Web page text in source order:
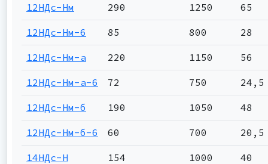
12НДс-Нм 290 1250 65
12НДс-Нм-6 85 800 28
12НДс-Нм-а 220 1150 56
12НДс-Нм-а-6 72 750 24,5
12НДс-Нм-б 190 1050 48
12НДс-Нм-б-6 60 700 20,5
14НДс-Н 154 1000 40